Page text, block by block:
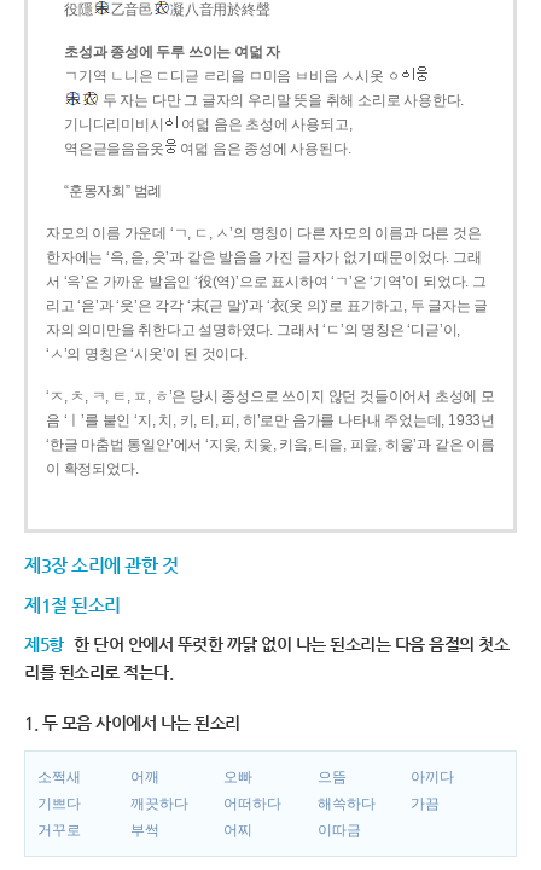
役隱
乙音邑 凝八音用於終聲
초성과 종성에 두루 쓰이는 여덟 자
ㄱ기역 ㄴ니은 ㄷ디귿 ㄹ리을 ㅁ미음 ㅂ비읍 ㅅ시옷 ㆁ
두 자는 다만 그 글자의 우리말 뜻을 취해 소리로 사용한다.
기니디리미비시
여덟 음은 초성에 사용되고,
역은귿을음읍옷
여덟 음은 종성에 사용된다.
“훈몽자회” 범례
자모의 이름 가운데 ‘ㄱ, ㄷ, ㅅ’의 명칭이 다른 자모의 이름과 다른 것은
한자에는 ‘윽, 읃, 읏’과 같은 발음을 가진 글자가 없기 때문이었다. 그래
서 ‘윽’은 가까운 발음인 ‘役(역)’으로 표시하여 ‘ㄱ’은 ‘기역’이 되었다. 그
리고 ‘읃’과 ‘읏’은 각각 ‘末(귿 말)’과 ‘衣(옷 의)’로 표기하고, 두 글자는 글
자의 의미만을 취한다고 설명하였다. 그래서 ‘ㄷ’의 명칭은 ‘디귿’이,
‘ㅅ’의 명칭은 ‘시옷’이 된 것이다.
‘ㅈ, ㅊ, ㅋ, ㅌ, ㅍ, ㅎ’은 당시 종성으로 쓰이지 않던 것들이어서 초성에 모
음 ‘ㅣ’를 붙인 ‘지, 치, 키, 티, 피, 히’로만 음가를 나타내 주었는데, 1933년
‘한글 마춤법 통일안’에서 ‘지읒, 치읓, 키읔, 티읕, 피읖, 히읗’과 같은 이름
이 확정되었다.
제3장 소리에 관한 것
제1절 된소리
제5항 한 단어 안에서 뚜렷한 까닭 없이 나는 된소리는 다음 음절의 첫소
리를 된소리로 적는다.
1. 두 모음 사이에서 나는 된소리
소쩍새 어깨 오빠 으뜸
아끼다
기쁘다
깨끗하다 어떠하다 해쓱하다
가끔
거꾸로
부썩 어찌 이따금